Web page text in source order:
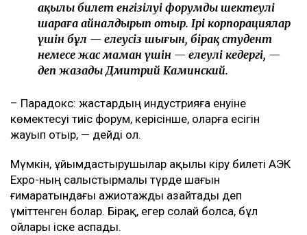
ақылы билет енгізілуі форумды шектеулі
шараға айналдырып отыр. Ірі корпорациялар
үшін бұл — елеусіз шығын, бірақ студент
немесе жас маман үшін — елеулі кедергі, —
деп жазады Дмитрий Каминский.
– Парадокс: жастардың индустрияға енуіне
көмектесуі тиіс форум, керісінше, оларға есігін
жауып отыр, — дейді ол.
Мүмкін, ұйымдастырушылар ақылы кіру билеті АЭК
Expo-ның салыстырмалы түрде шағын
ғимаратындағы ажиотажды азайтады деп
үміттенген болар. Бірақ, егер солай болса, бұл
ойлары іске аспады.